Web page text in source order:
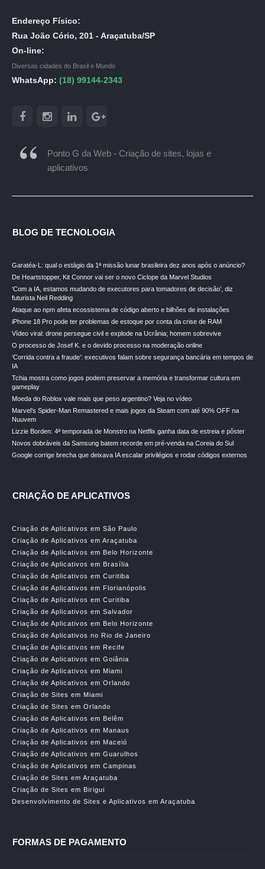
Endereço Físico:
Rua João Cório, 201 - Araçatuba/SP
On-line:
Diversas cidades do Brasil e Mundo
WhatsApp: (18) 99144-2343
Ponto G da Web - Criação de sites, lojas e
aplicativos
BLOG DE TECNOLOGIA
Garatéa-L: qual o estágio da 1ª missão lunar brasileira dez anos após o anúncio?
De Heartstopper, Kit Connor vai ser o novo Ciclope da Marvel Studios
‘Com a IA, estamos mudando de executores para tomadores de decisão’, diz
futurista Neil Redding
Ataque ao npm afeta ecossistema de código aberto e bilhões de instalações
iPhone 18 Pro pode ter problemas de estoque por conta da crise de RAM
Vídeo viral: drone persegue civil e explode na Ucrânia; homem sobrevive
O processo de Josef K. e o devido processo na moderação online
‘Corrida contra a fraude’: executivos falam sobre segurança bancária em tempos de
IA
Tchia mostra como jogos podem preservar a memória e transformar cultura em
gameplay
Moeda do Roblox vale mais que peso argentino? Veja no vídeo
Marvel’s Spider-Man Remastered e mais jogos da Steam com até 90% OFF na
Nuuvem
Lizzie Borden: 4ª temporada de Monstro na Netflix ganha data de estreia e pôster
Novos dobráveis da Samsung batem recorde em pré-venda na Coreia do Sul
Google corrige brecha que deixava IA escalar privilégios e rodar códigos externos
CRIAÇÃO DE APLICATIVOS
Criação de Aplicativos em São Paulo
Criação de Aplicativos em Araçatuba
Criação de Aplicativos em Belo Horizonte
Criação de Aplicativos em Brasília
Criação de Aplicativos em Curitiba
Criação de Aplicativos em Florianópolis
Criação de Aplicativos em Curitiba
Criação de Aplicativos em Salvador
Criação de Aplicativos em Belo Horizonte
Criação de Aplicativos no Rio de Janeiro
Criação de Aplicativos em Recife
Criação de Aplicativos em Goiânia
Criação de Aplicativos em Miami
Criação de Aplicativos em Orlando
Criação de Sites em Miami
Criação de Sites em Orlando
Criação de Aplicativos em Belêm
Criação de Aplicativos em Manaus
Criação de Aplicativos em Maceió
Criação de Aplicativos em Guarulhos
Criação de Aplicativos em Campinas
Criação de Sites em Araçatuba
Criação de Sites em Birigui
Desenvolvimento de Sites e Aplicativos em Araçatuba
FORMAS DE PAGAMENTO